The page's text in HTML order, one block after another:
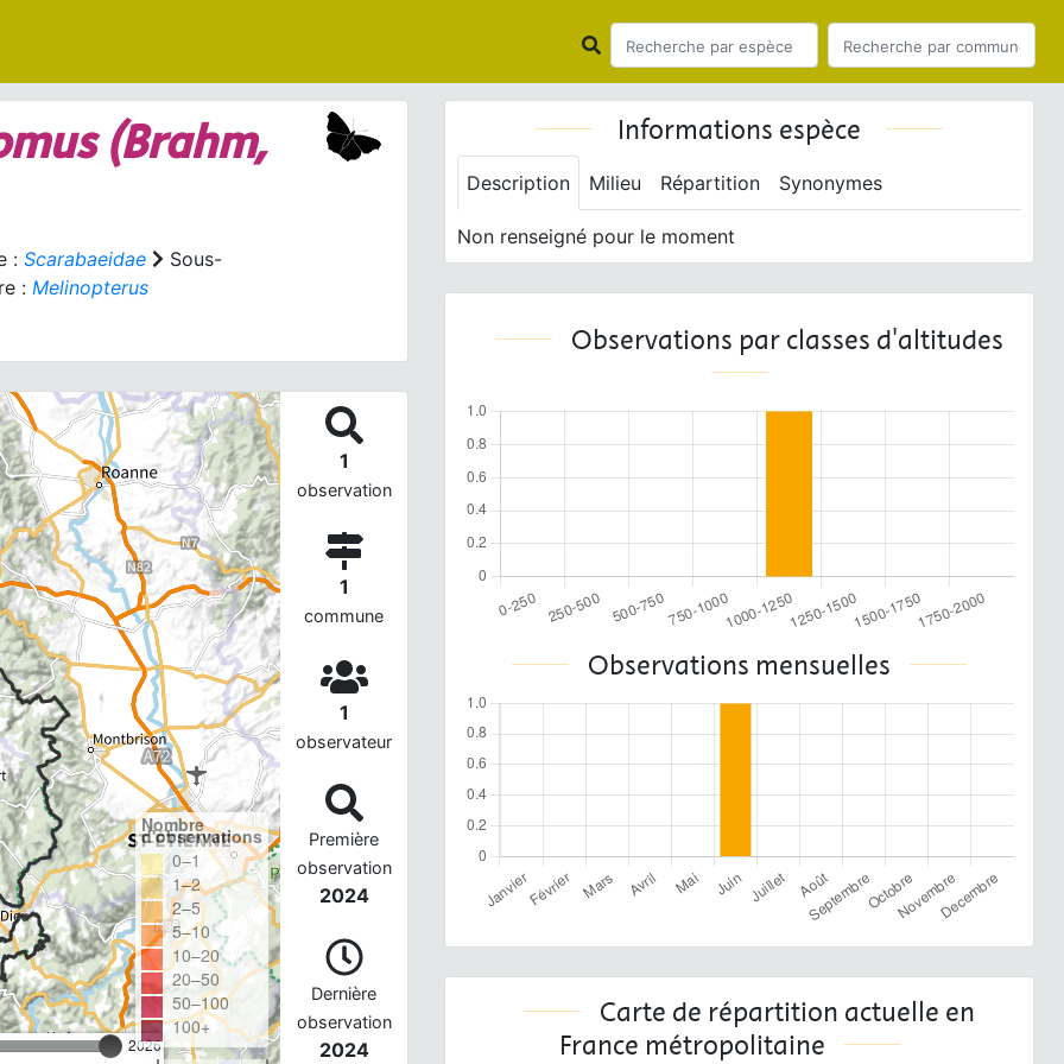
(Brahm,
: Scarabaeidae
Sous-
: Melinopterus
2026
Nombre
d'observations
0–1
1–2
2–5
5–10
10–20
20–50
50–100
100+
1
observation
1
commune
1
observateur
Première
observation
2024
Dernière
observation
2024
Informations espèce
Description Milieu Répartition Synonymes
Non renseigné pour le moment
Observations par classes d'altitudes
Observations mensuelles
Carte de répartition actuelle en
France métropolitaine